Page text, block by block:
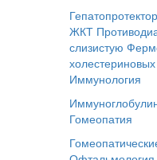
ЖКТ
слизистую
Иммунология
Гомеопатия